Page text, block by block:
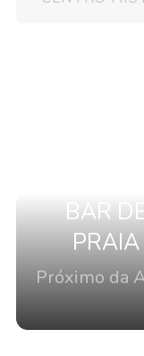
BAR
PRAIA
Próximo da